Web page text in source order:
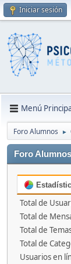
Iniciar sesión
Menú
Foro Alumnos ►
Foro
Total de
Total de
Total de
Total de
Usuarios en